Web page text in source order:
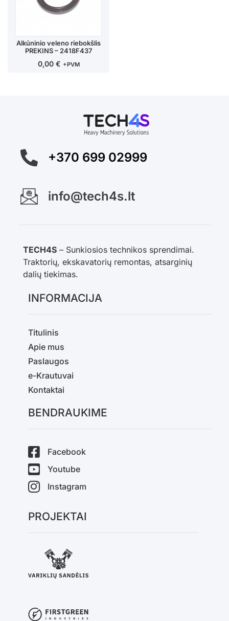
Alkūninio veleno riebokšlis
PREKINS – 2418F437
0,00 € +PVM
+370 699 02999
info@tech4s.lt
TECH4S – Sunkiosios technikos sprendimai.
Traktorių, ekskavatorių remontas, atsarginių
dalių tiekimas.
INFORMACIJA
Titulinis
Apie mus
Paslaugos
e-Krautuvai
Kontaktai
BENDRAUKIME
Facebook
Youtube
Instagram
PROJEKTAI